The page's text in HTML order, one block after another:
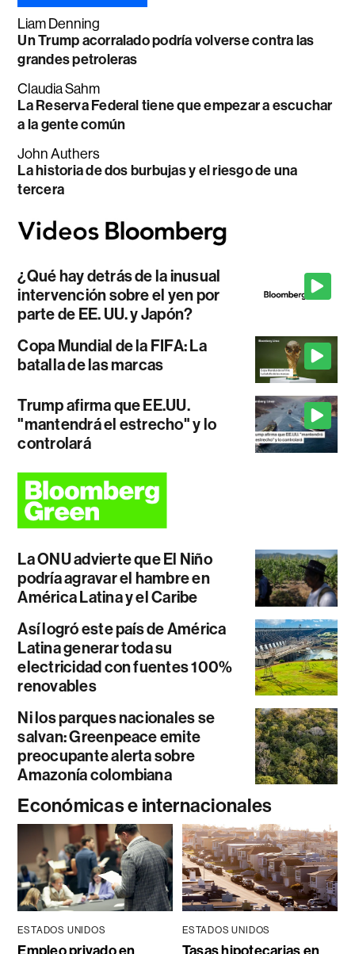
Liam Denning
Un Trump acorralado podría volverse contra las
grandes petroleras
Claudia Sahm
La Reserva Federal tiene que empezar a escuchar
a la gente común
John Authers
La historia de dos burbujas y el riesgo de una
tercera
¿Qué hay detrás de la inusual
intervención sobre el yen por
parte de EE. UU. y Japón?
Copa Mundial de la FIFA: La
batalla de las marcas
Trump afirma que EE.UU.
"mantendrá el estrecho" y lo
controlará
La ONU advierte que El Niño
podría agravar el hambre en
América Latina y el Caribe
Así logró este país de América
Latina generar toda su
electricidad con fuentes 100%
renovables
Ni los parques nacionales se
salvan: Greenpeace emite
preocupante alerta sobre
Amazonía colombiana
Económicas e internacionales
ESTADOS UNIDOS ESTADOS UNIDOS